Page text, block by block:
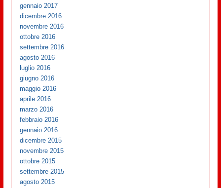
gennaio 2017
dicembre 2016
novembre 2016
ottobre 2016
settembre 2016
agosto 2016
luglio 2016
giugno 2016
maggio 2016
aprile 2016
marzo 2016
febbraio 2016
gennaio 2016
dicembre 2015
novembre 2015
ottobre 2015
settembre 2015
agosto 2015